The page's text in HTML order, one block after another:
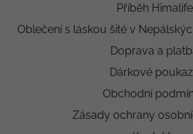
Příběh Himalife
Oblečení s láskou šité v
Doprava a
Dárkové
Obchodní
Zásady ochrany